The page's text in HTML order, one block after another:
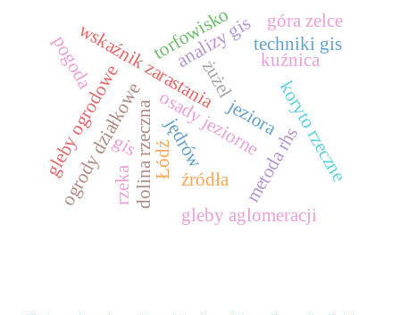
jędrów
żużel
osady jeziorne
kuźnica
jeziora
wskaźnik zarastania
dolina rzeczna koryto rzeczne
metoda rhs
ogrody działkowe
gleby ogrodowe Łódź
gis
gleby aglomeracji
analizy gis
torfowisko
pogoda techniki gis
źródła
rzeka
góra zelce